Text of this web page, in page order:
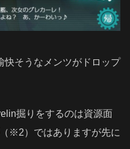
そうなメンツがドロップ
掘りをするのは資源面
（※2）ではありますが先に